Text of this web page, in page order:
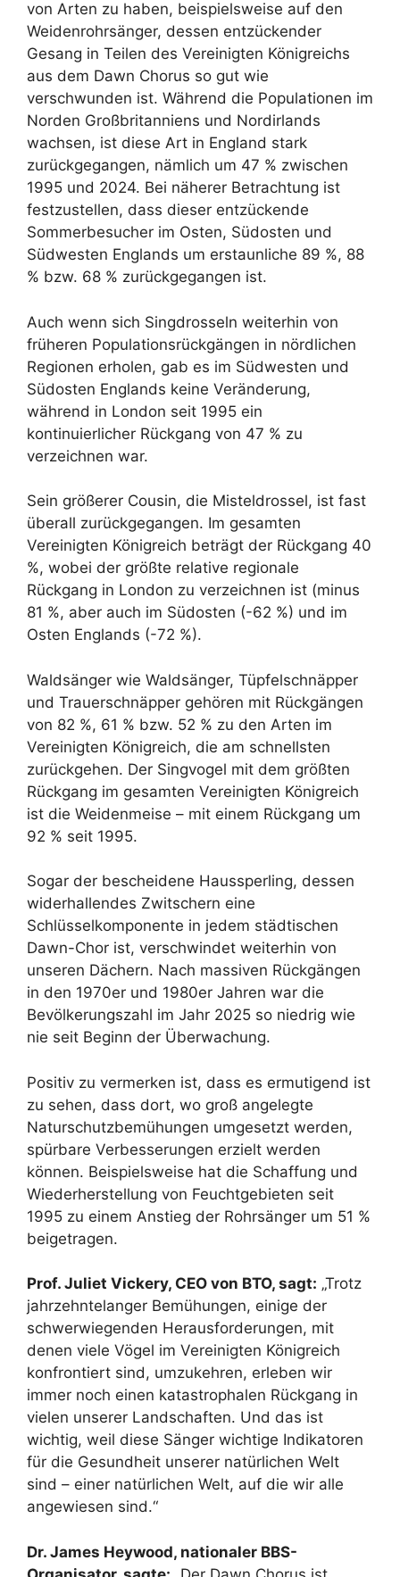
von Arten zu haben, beispielsweise auf den
Weidenrohrsänger, dessen entzückender
Gesang in Teilen des Vereinigten Königreichs
aus dem Dawn Chorus so gut wie
verschwunden ist. Während die Populationen im
Norden Großbritanniens und Nordirlands
wachsen, ist diese Art in England stark
zurückgegangen, nämlich um 47 % zwischen
1995 und 2024. Bei näherer Betrachtung ist
festzustellen, dass dieser entzückende
Sommerbesucher im Osten, Südosten und
Südwesten Englands um erstaunliche 89 %, 88
% bzw. 68 % zurückgegangen ist.
Auch wenn sich Singdrosseln weiterhin von
früheren Populationsrückgängen in nördlichen
Regionen erholen, gab es im Südwesten und
Südosten Englands keine Veränderung,
während in London seit 1995 ein
kontinuierlicher Rückgang von 47 % zu
verzeichnen war.
Sein größerer Cousin, die Misteldrossel, ist fast
überall zurückgegangen. Im gesamten
Vereinigten Königreich beträgt der Rückgang 40
%, wobei der größte relative regionale
Rückgang in London zu verzeichnen ist (minus
81 %, aber auch im Südosten (-62 %) und im
Osten Englands (-72 %).
Waldsänger wie Waldsänger, Tüpfelschnäpper
und Trauerschnäpper gehören mit Rückgängen
von 82 %, 61 % bzw. 52 % zu den Arten im
Vereinigten Königreich, die am schnellsten
zurückgehen. Der Singvogel mit dem größten
Rückgang im gesamten Vereinigten Königreich
ist die Weidenmeise – mit einem Rückgang um
92 % seit 1995.
Sogar der bescheidene Haussperling, dessen
widerhallendes Zwitschern eine
Schlüsselkomponente in jedem städtischen
Dawn-Chor ist, verschwindet weiterhin von
unseren Dächern. Nach massiven Rückgängen
in den 1970er und 1980er Jahren war die
Bevölkerungszahl im Jahr 2025 so niedrig wie
nie seit Beginn der Überwachung.
Positiv zu vermerken ist, dass es ermutigend ist
zu sehen, dass dort, wo groß angelegte
Naturschutzbemühungen umgesetzt werden,
spürbare Verbesserungen erzielt werden
können. Beispielsweise hat die Schaffung und
Wiederherstellung von Feuchtgebieten seit
1995 zu einem Anstieg der Rohrsänger um 51 %
beigetragen.
Prof. Juliet Vickery, CEO von BTO, sagt: „Trotz
jahrzehntelanger Bemühungen, einige der
schwerwiegenden Herausforderungen, mit
denen viele Vögel im Vereinigten Königreich
konfrontiert sind, umzukehren, erleben wir
immer noch einen katastrophalen Rückgang in
vielen unserer Landschaften. Und das ist
wichtig, weil diese Sänger wichtige Indikatoren
für die Gesundheit unserer natürlichen Welt
sind – einer natürlichen Welt, auf die wir alle
angewiesen sind.“
Dr. James Heywood, nationaler BBS-